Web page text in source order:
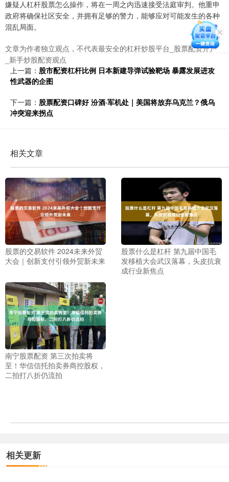
嫌疑人杠杆股票怎么操作，将在一周之内迅速接受法庭审判。他重申
政府将确保社区安全，并拥有足够的警力，能够应对可能发生的各种
混乱局面。
文章为作者独立观点，不代表最安全的杠杆炒股平台_股票配资开户
_新手炒股配资观点
上一篇： 股市配资杠杆比例 日本新建导弹试验靶场 暴露发展进攻
性武器的企图
下一篇： 股票配资口碑好 汾酒·军机处｜美国将放弃乌克兰？俄乌
冲突迎来拐点
相关文章
股票的交易软件 2024未来外贸
大会｜创新支付引领外贸新未来
股票什么是杠杆 第九届中国毛
发移植大会武汉落幕，头皮抗衰
成行业新焦点
南宁股票配资 第三次拍卖将
至！华信信托拍卖券商控股权，
二拍打八折仍流拍
相关更新